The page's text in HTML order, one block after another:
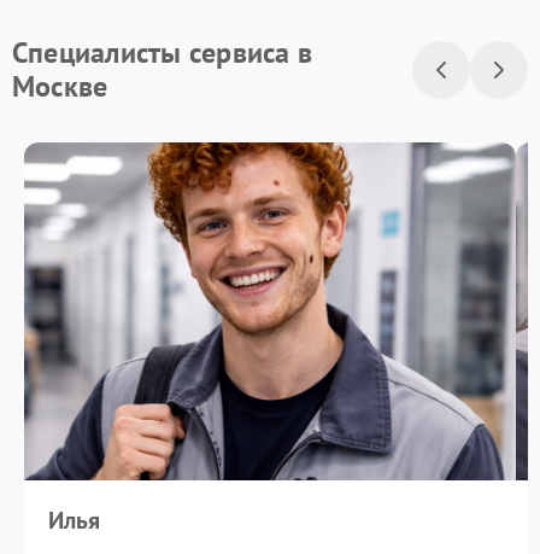
Специалисты сервиса в
Москве
Илья